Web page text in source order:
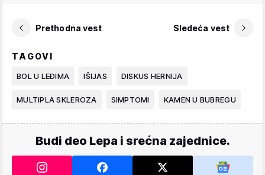
Prethodna vest Sledeća vest
TAGOVI
BOL U LEĐIMA IŠIJAS DISKUS HERNIJA
MULTIPLA SKLEROZA SIMPTOMI KAMEN U BUBREGU
Budi deo Lepa i srećna zajednice.